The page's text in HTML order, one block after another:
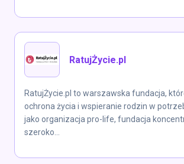
RatujŻycie.pl
RatujŻycie.pl to warszawska fundacja,
ochrona życia i wspieranie rodzin w
jako organizacja pro-life, fundacja
szeroko...